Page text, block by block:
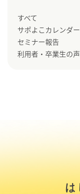
すべて
サポよこカレンダー
セミナー報告
利用者・卒業生の声
は